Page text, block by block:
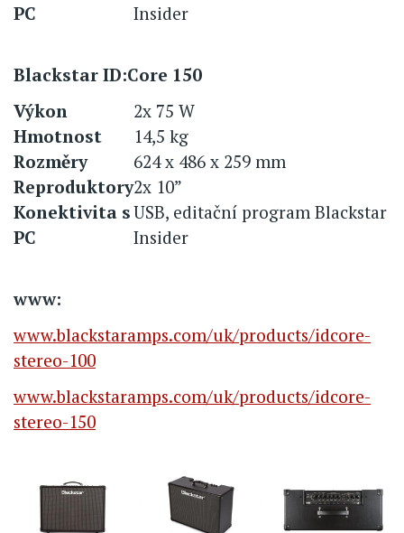
PC
Insider
Blackstar ID:Core 150
Výkon
2x 75 W
Hmotnost
14,5 kg
Rozměry
624 x 486 x 259 mm
Reproduktory2x 10”
Konektivita s
PC
USB, editační program Blackstar
Insider
www:
www.blackstaramps.com/uk/products/idcore-
stereo-100
www.blackstaramps.com/uk/products/idcore-
stereo-150